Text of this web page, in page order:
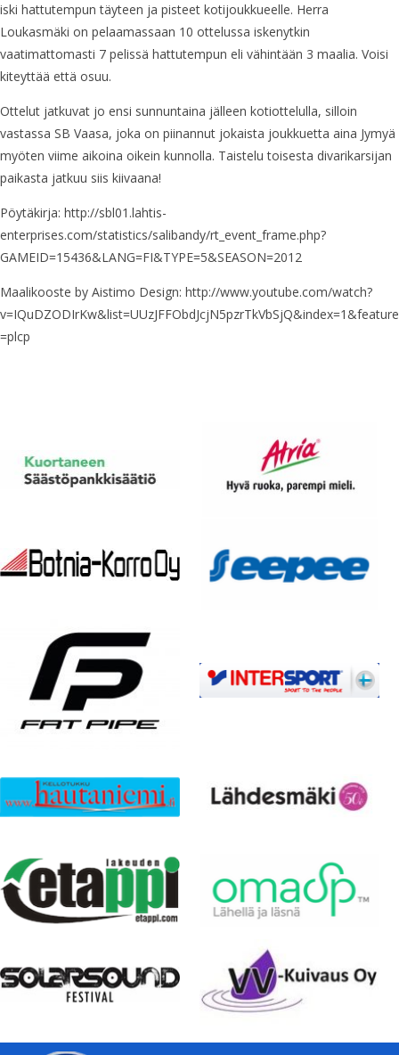
iski hattutempun täyteen ja pisteet kotijoukkueelle. Herra
Loukasmäki on pelaamassaan 10 ottelussa iskenytkin
vaatimattomasti 7 pelissä hattutempun eli vähintään 3 maalia. Voisi
kiteyttää että osuu.
Ottelut jatkuvat jo ensi sunnuntaina jälleen kotiottelulla, silloin
vastassa SB Vaasa, joka on piinannut jokaista joukkuetta aina Jymyä
myöten viime aikoina oikein kunnolla. Taistelu toisesta divarikarsijan
paikasta jatkuu siis kiivaana!
Pöytäkirja: http://sbl01.lahtis-
enterprises.com/statistics/salibandy/rt_event_frame.php?
GAMEID=15436&LANG=FI&TYPE=5&SEASON=2012
Maalikooste by Aistimo Design: http://www.youtube.com/watch?
v=IQuDZODIrKw&list=UUzJFFObdJcjN5pzrTkVbSjQ&index=1&feature
=plcp